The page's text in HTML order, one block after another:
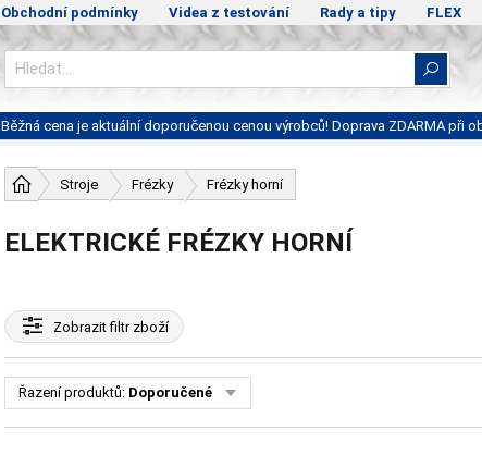
Obchodní podmínky Videa z testování Rady a tipy FLEX
Běžná cena je aktuální doporučenou cenou výrobců! Doprava ZDARMA při
Stroje Frézky Frézky horní
ELEKTRICKÉ FRÉZKY HORNÍ
Zobrazitfiltr zboží
Řazení produktů: Doporučené